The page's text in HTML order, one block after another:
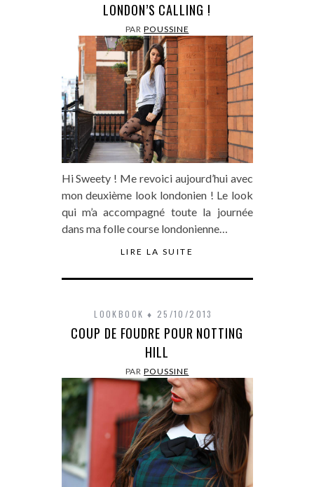
LONDON’S CALLING !
PARPOUSSINE
Hi Sweety ! Me revoici aujourd’hui avec
mon deuxième look londonien ! Le look
qui m’a accompagné toute la journée
dans ma folle course londonienne…
LIRE LA SUITE
LOOKBOOK 25/10/2013
COUP DE FOUDRE POUR NOTTING
HILL
PARPOUSSINE